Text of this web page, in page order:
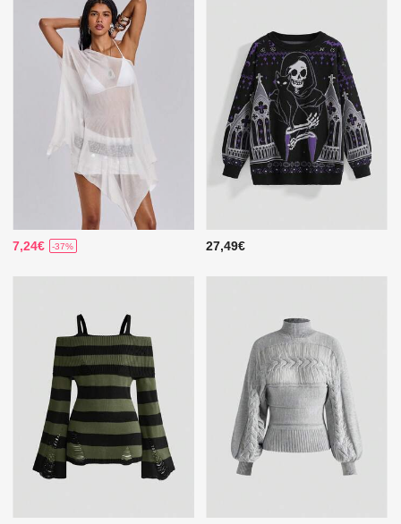
7,24€ -37% 27,49€